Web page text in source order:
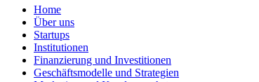
Home
Über uns
Startups
Institutionen
Finanzierung und Investitionen
Geschäftsmodelle und Strategien